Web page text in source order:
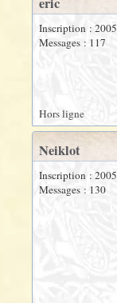
Inscription : 2005
Messages : 117
Hors ligne
Neiklot
Inscription : 2005
Messages : 130